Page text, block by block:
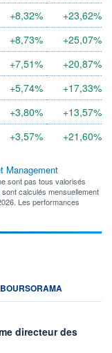
+8,32% +23,62%
+8,73%
+25,07%
+7,51%
+20,87%
+5,74%
+17,33%
+3,80%
+13,57%
+3,57% +21,60%
Management
sont pas tous valorisés
calculés mensuellement
Les performances
fournie par
BOURSORAMA
directeur des